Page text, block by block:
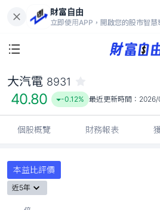
財富自由
立即使用APP，開啟您的股市智慧
40.80
-0.12%
大汽電 8931
40.80 -0.12% 最近更新時間：
個股概覽 財務報表
本益比評價
近5年